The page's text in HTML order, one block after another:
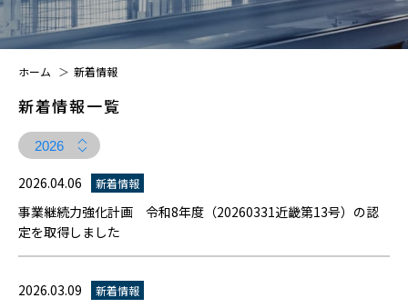
ホーム 新着情報
新着情報一覧
新着情報
2026.04.06
事業継続力強化計画 令和8年度（20260331近畿第13号）の認
定を取得しました
新着情報
2026.03.09